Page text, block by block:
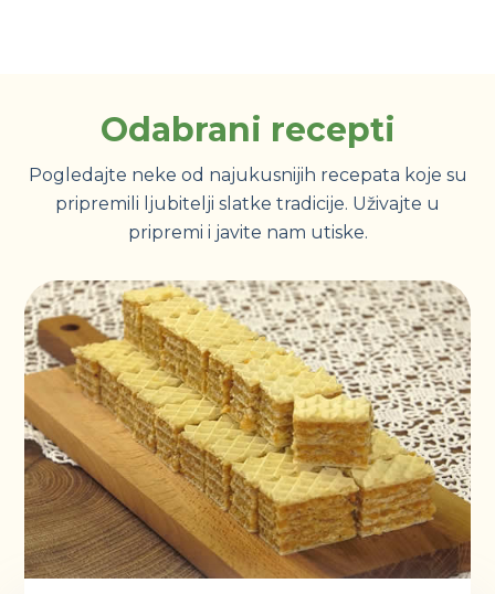
Odabrani recepti
Pogledajte neke od najukusnijih recepata koje su
pripremili ljubitelji slatke tradicije. Uživajte u
pripremi i javite nam utiske.